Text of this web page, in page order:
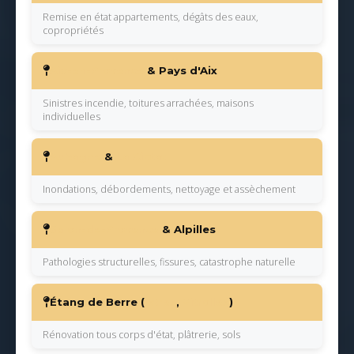
Remise en état appartements, dégâts des eaux,
copropriétés
& Pays d'Aix
Sinistres incendie, toitures arrachées, maisons
individuelles
&
Inondations, débordements, nettoyage et assèchement
& Alpilles
Pathologies structurelles, fissures, catastrophe naturelle
Étang de Berre ( , )
Rénovation tous corps d'état, plâtrerie, sols